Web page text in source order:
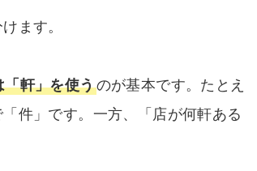
ます。
「軒」を使うのが基本です。たとえ
件」です。一方、「店が何軒ある